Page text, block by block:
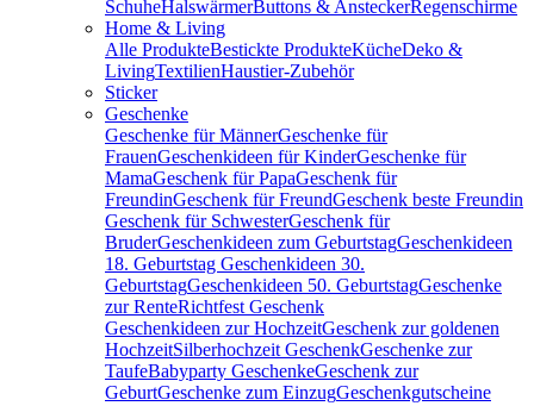
SchuheHalswärmerButtons & AnsteckerRegenschirme
Home & Living
Alle ProdukteBestickte ProdukteKücheDeko &
LivingTextilienHaustier-Zubehör
Sticker
Geschenke
Geschenke für MännerGeschenke für
FrauenGeschenkideen für KinderGeschenke für
MamaGeschenk für PapaGeschenk für
FreundinGeschenk für FreundGeschenk beste Freundin
Geschenk für SchwesterGeschenk für
BruderGeschenkideen zum GeburtstagGeschenkideen
18. Geburtstag Geschenkideen 30.
GeburtstagGeschenkideen 50. GeburtstagGeschenke
zur RenteRichtfest Geschenk
Geschenkideen zur HochzeitGeschenk zur goldenen
HochzeitSilberhochzeit GeschenkGeschenke zur
TaufeBabyparty GeschenkeGeschenk zur
GeburtGeschenke zum EinzugGeschenkgutscheine